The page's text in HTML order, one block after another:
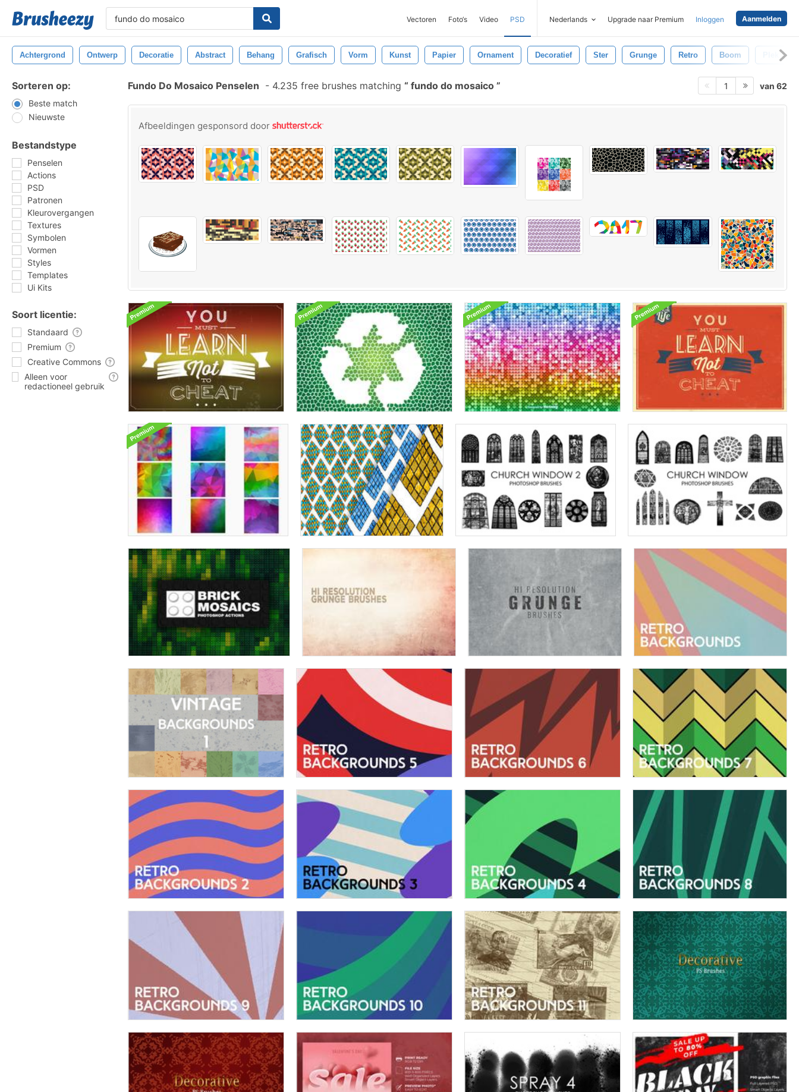
Vectoren Foto‘s Video PSD Nederlands Upgrade naar Premium Inloggen Aanmelden
Achtergrond Ontwerp Decoratie Abstract Behang Grafisch Vorm Kunst Papier Ornament Decoratief Ster Grunge Retro Boom
Sorteren op:
Beste match
Nieuwste
Bestandstype
Penselen
Actions
PSD
Patronen
Kleurovergangen
Textures
Symbolen
Vormen
Styles
Templates
Ui Kits
Soort licentie:
Standaard
Premium
Creative Commons
Alleen voor
redactioneel gebruik
Fundo Do Mosaico Penselen - 4.235 free brushes matching fundo do mosaico 1 van 62
Afbeeldingen gesponsord door